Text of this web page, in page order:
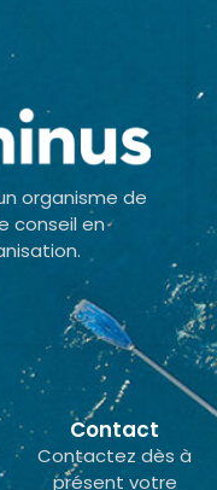
organisme de
conseil en
Contact
Contactez dès à
présent votre